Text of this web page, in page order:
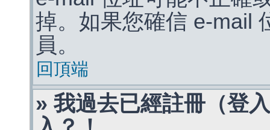
掉。如果您確信 e-mail
員。
回頂端
» 我過去已經註冊（登